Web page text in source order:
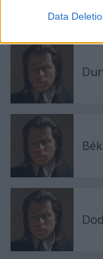
Data
Ajánlott